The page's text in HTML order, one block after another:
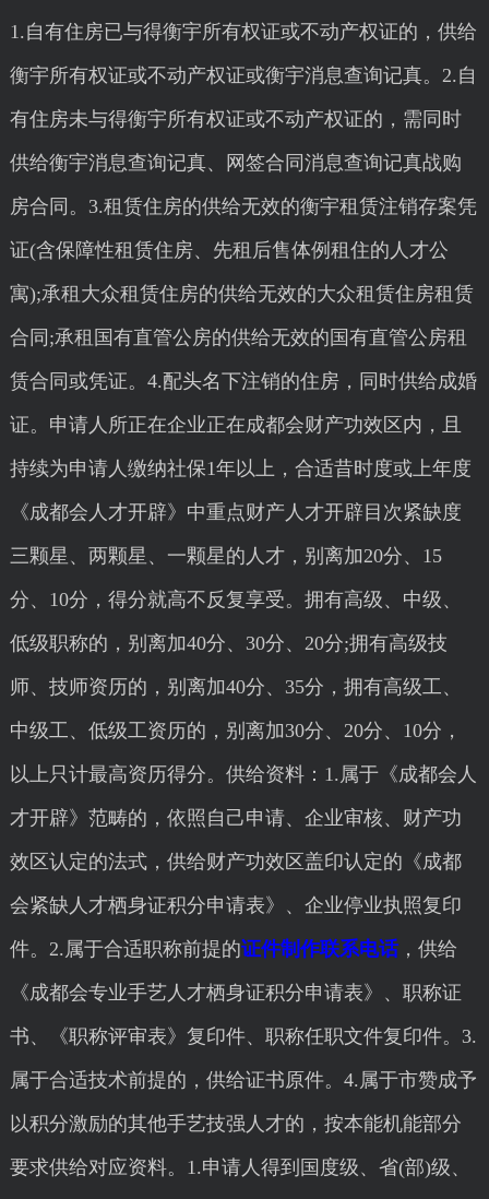
1.自有住房已与得衡宇所有权证或不动产权证的，供给
衡宇所有权证或不动产权证或衡宇消息查询记真。2.自
有住房未与得衡宇所有权证或不动产权证的，需同时
供给衡宇消息查询记真、网签合同消息查询记真战购
房合同。3.租赁住房的供给无效的衡宇租赁注销存案凭
证(含保障性租赁住房、先租后售体例租住的人才公
寓);承租大众租赁住房的供给无效的大众租赁住房租赁
合同;承租国有直管公房的供给无效的国有直管公房租
赁合同或凭证。4.配头名下注销的住房，同时供给成婚
证。申请人所正在企业正在成都会财产功效区内，且
持续为申请人缴纳社保1年以上，合适昔时度或上年度
《成都会人才开辟》中重点财产人才开辟目次紧缺度
三颗星、两颗星、一颗星的人才，别离加20分、15
分、10分，得分就高不反复享受。拥有高级、中级、
低级职称的，别离加40分、30分、20分;拥有高级技
师、技师资历的，别离加40分、35分，拥有高级工、
中级工、低级工资历的，别离加30分、20分、10分，
以上只计最高资历得分。供给资料：1.属于《成都会人
才开辟》范畴的，依照自己申请、企业审核、财产功
效区认定的法式，供给财产功效区盖印认定的《成都
会紧缺人才栖身证积分申请表》、企业停业执照复印
件。2.属于合适职称前提的证件制作联系电话，供给
《成都会专业手艺人才栖身证积分申请表》、职称证
书、《职称评审表》复印件、职称任职文件复印件。3.
属于合适技术前提的，供给证书原件。4.属于市赞成予
以积分激励的其他手艺技强人才的，按本能机能部分
要求供给对应资料。1.申请人得到国度级、省(部)级、